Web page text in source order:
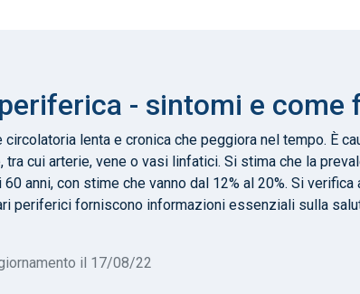
- sintomi e come
lenta e cronica che peggiora nel tempo. È
cui arterie, vene o vasi linfatici. Si stima che la
anni, con stime che vanno dal 12% al 20%. Si
periferici forniscono informazioni essenziali sulla
il 17/08/22